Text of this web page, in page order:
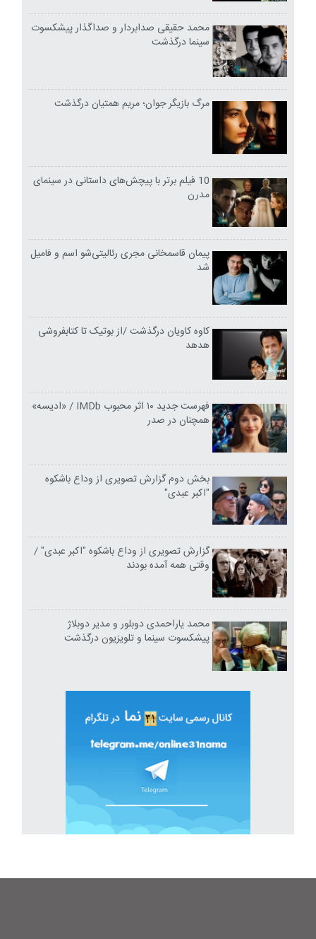
محمد حقیقی صدابردار و صداگذار پیشکسوت
سینما درگذشت
مرگ بازیگر جوان؛ مریم همتیان درگذشت
10 فیلم برتر با پیچش‌های داستانی در سینمای
مدرن
پیمان قاسمخانی مجری رئالیتی‌شو اسم و فامیل
شد
کاوه کاویان درگذشت /از بوتیک تا کتابفروشی
هدهد
فهرست جدید ۱۰ اثر محبوب IMDb / «ادیسه»
همچنان در صدر
بخش دوم گزارش تصویری از وداع باشکوه
"اکبر عبدی"
گزارش تصویری از وداع باشکوه "اکبر عبدی" /
وقتی همه آمده بودند
محمد یاراحمدی دوبلور و مدیر دوبلاژ
پیشکسوت سینما و تلویزیون درگذشت